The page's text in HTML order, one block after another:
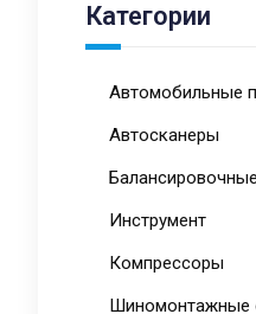
Категории
Автомобильные
Автосканеры
Инструмент
Компрессоры
Шиномонтажные